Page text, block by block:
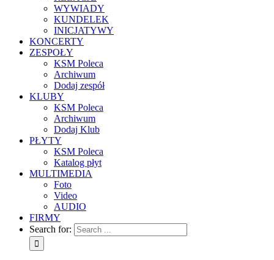
WYWIADY
KUNDELEK
INICJATYWY
KONCERTY
ZESPOŁY
KSM Poleca
Archiwum
Dodaj zespół
KLUBY
KSM Poleca
Archiwum
Dodaj Klub
PŁYTY
KSM Poleca
Katalog płyt
MULTIMEDIA
Foto
Video
AUDIO
FIRMY
Search for: